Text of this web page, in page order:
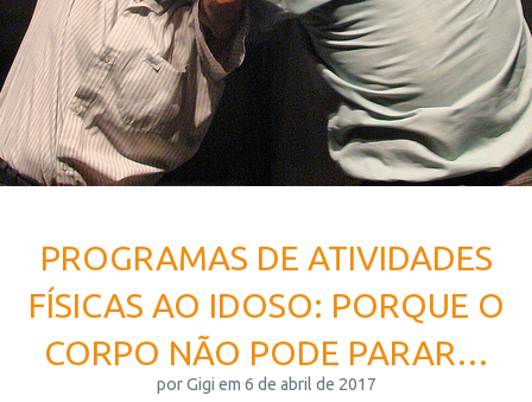
PROGRAMAS DE ATIVIDADES
FÍSICAS AO IDOSO: PORQUE O
CORPO NÃO PODE PARAR…
por Gigi em 6 de abril de 2017